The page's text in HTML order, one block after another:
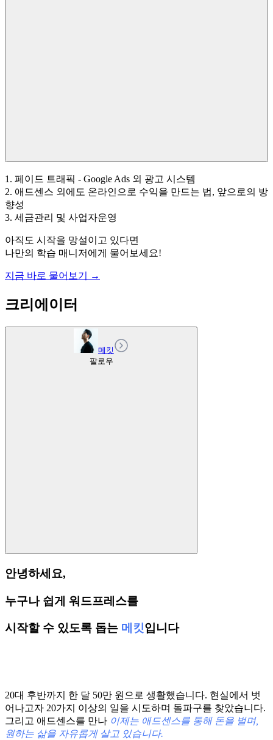
1. 페이드 트래픽 - Google Ads 외 광고 시스템
2. 애드센스 외에도 온라인으로 수익을 만드는 법, 앞으로의 방
향성
3. 세금관리 및 사업자운영
아직도 시작을 망설이고 있다면
나만의 학습 매니저에게 물어보세요!
지금 바로 물어보기 →
크리에이터
메킷
팔로우
안녕하세요,
누구나 쉽게 워드프레스를
시작할 수 있도록 돕는 메킷입니다
20대 후반까지 한 달 50만 원으로 생활했습니다. 현실에서 벗
어나고자 20가지 이상의 일을 시도하며 돌파구를 찾았습니다.
그리고 애드센스를 만나 이제는 애드센스를 통해 돈을 벌며,
원하는 삶을 자유롭게 살고 있습니다.